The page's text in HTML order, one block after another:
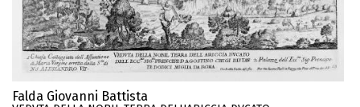
Falda Giovanni Battista